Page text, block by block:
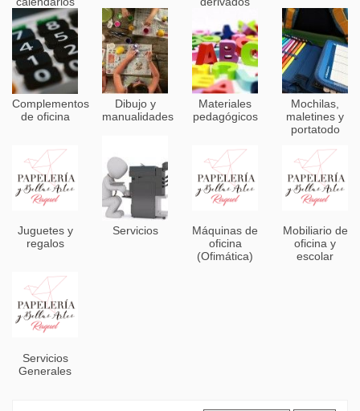
Complementos
de oficina
Dibujo y
manualidades
Materiales
pedagógicos
Mochilas,
maletines y
portatodo
Juguetes y
regalos
Servicios
Máquinas de
oficina
(Ofimática)
Mobiliario de
oficina y
escolar
Servicios
Generales